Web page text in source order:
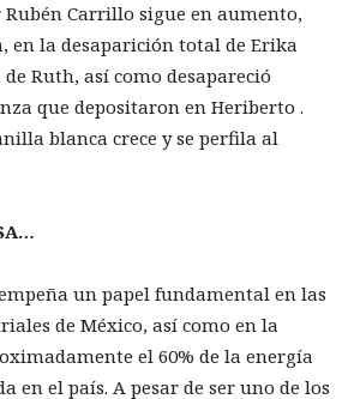
Carrillo sigue en aumento,
en la desaparición total de Erika
Ruth, así como desapareció
que depositaron en Heriberto .
blanca crece y se perfila al
un papel fundamental en las
de México, así como en la
el 60% de la energía
en el país. A pesar de ser uno de los